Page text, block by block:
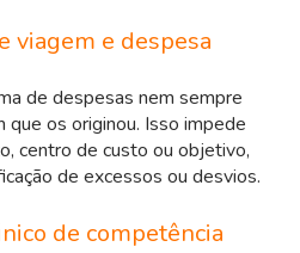
viagem e despesa
de despesas nem sempre
que os originou. Isso impede
centro de custo ou objetivo,
de excessos ou desvios.
de competência